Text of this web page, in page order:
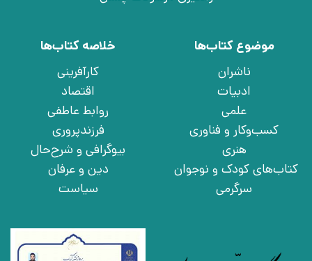
موضوع کتاب‌ها
ناشران
ادبیات
علمی
کسب‌وکار و فناوری
هنری
کتاب‌های کودک و نوجوان
سرگرمی
خلاصه کتاب‌ها
کارآفرینی
اقتصاد
روابط عاطفی
فرزندپروری
بیوگرافی و شرح‌حال
دین و عرفان
سیاست